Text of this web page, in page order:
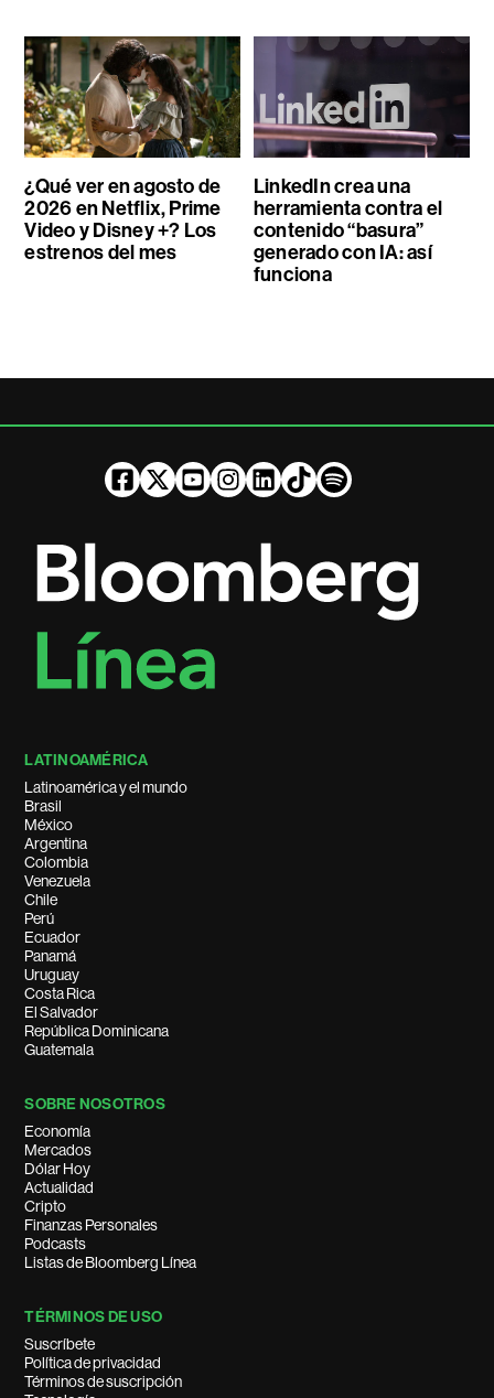
¿Qué ver en agosto de
2026 en Netflix, Prime
Video y Disney +? Los
estrenos del mes
LinkedIn crea una
herramienta contra el
contenido “basura”
generado con IA: así
funciona
LATINOAMÉRICA
Latinoamérica y el mundo
Brasil
México
Argentina
Colombia
Venezuela
Chile
Perú
Ecuador
Panamá
Uruguay
Costa Rica
El Salvador
República Dominicana
Guatemala
SOBRE NOSOTROS
Economía
Mercados
Dólar Hoy
Actualidad
Cripto
Finanzas Personales
Podcasts
Listas de Bloomberg Línea
TÉRMINOS DE USO
Suscríbete
Política de privacidad
Términos de suscripción